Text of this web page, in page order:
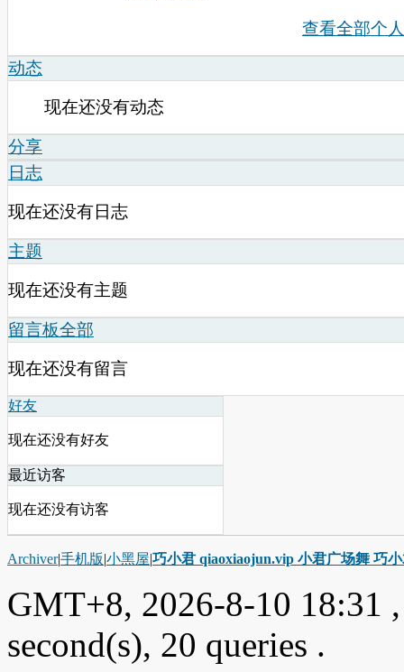
查看全部个
动态
现在还没有动态
分享
日志
现在还没有日志
主题
现在还没有主题
留言板全部
现在还没有留言
好友
现在还没有好友
最近访客
现在还没有访客
Archiver|手机版|小黑屋|巧小君 qiaoxiaojun.vip 小君广场舞 巧
GMT+8, 2026-8-10 18:31
second(s), 20 queries .